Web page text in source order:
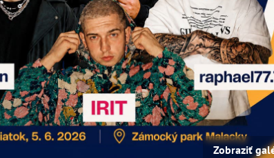
Zobraziť